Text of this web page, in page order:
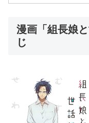
漫画「組長娘
じ